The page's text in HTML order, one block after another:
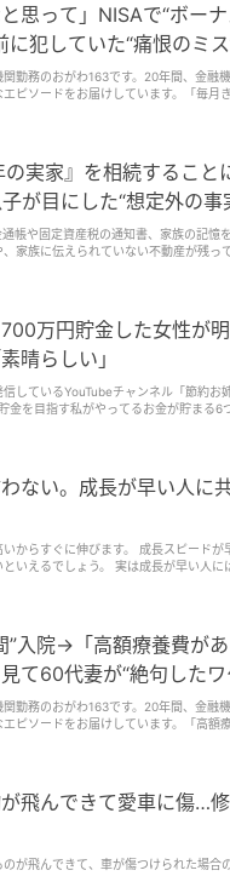
した後は、それ以上の医療費負担が抑
が重なる世帯などは、年間の負担が抑
回該当とは、直近12カ月で3回以上、
これまで通りの上限で治療を続けられ
との自己負担上限額は一部引き上げら
ては、年間の負担が抑えられる可能性
変更されることがあります。大切な
と思って」NISAで“ボー
犯していた“痛恨のミ
勤務のおがわ163です。20年間、金融
ピソードをお届けしています。「毎月
実家』を相続するこ
が目にした“想定外の事
帳や固定資産税の通知書、家族の記
られていない不動産が残っていることもあります。
産はないと思っていたところ、約180キ
700万円貯金した女性が
晴らしい」
チャンネル「節約お姉さんういうい」。 2023年8月
金を目指す私がやってるお金が貯まる6
、毎日の積み重ねが将来の貯金につな
わない。成長が早い人に
からすぐに伸びます。 成長スピード
いえるでしょう。 実は成長が早い人
”入院→「高額療養費が
て60代妻が“絶句したワ
勤務のおがわ163です。20年間、金融
ピソードをお届けしています。「高額
飛んできて愛車に傷…
が飛んできて、車が傷つけられた場合